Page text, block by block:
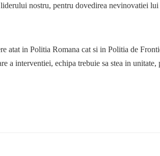
nostru, pentru dovedirea nevinovatiei
atat in Politia Romana cat si in Politia de
a interventiei, echipa trebuie sa stea in